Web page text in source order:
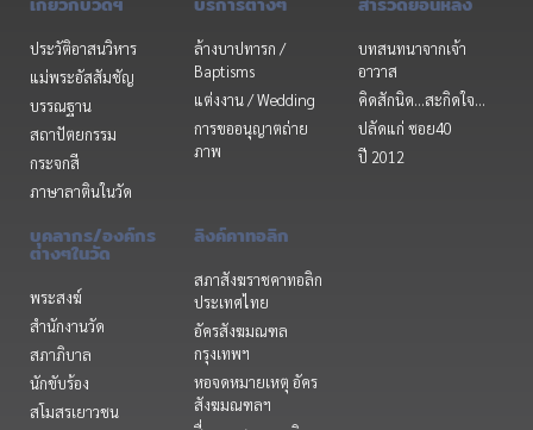
ประวัติอาสนวิหาร
แม่พระอัสสัมชัญ
บรรณฐาน
สถาปัตยกรรม
กระจกสี
ภาษาลาตินในวัด
ล้างบาปทารก /
Baptisms
แต่งงาน / Wedding
การขออนุญาตถ่าย
ภาพ
บทสนทนาจากเจ้า
อาวาส
คิดสักนิด...สะกิดใจ...
ปลัดแก่ ซอย40
ปี 2012
บุคลากร/องค์กร
ต่างๆในวัด
พระสงฆ์
สำนักงานวัด
สภาภิบาล
นักขับร้อง
สโมสรเยาวชน
ลิงค์คาทอลิก
สภาสังฆราชคาทอลิก
ประเทศไทย
อัครสังฆมณฑล
กรุงเทพฯ
หอจดหมายเหตุ อัคร
สังฆมณฑลฯ